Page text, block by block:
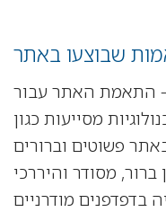
התאמת האתר עבור